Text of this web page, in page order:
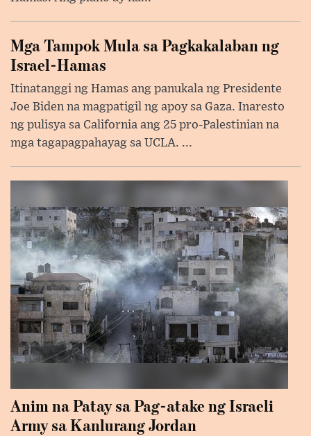
Mga Tampok Mula sa Pagkakalaban ng
Israel-Hamas
Itinatanggi ng Hamas ang panukala ng Presidente
Joe Biden na magpatigil ng apoy sa Gaza. Inaresto
ng pulisya sa California ang 25 pro-Palestinian na
mga tagapagpahayag sa UCLA. ...
Anim na Patay sa Pag-atake ng Israeli
Army sa Kanlurang Jordan